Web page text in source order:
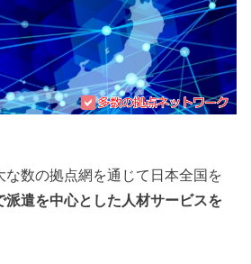
な数の拠点網を通じて日本全国を
派遣を中心とした人材サービスを